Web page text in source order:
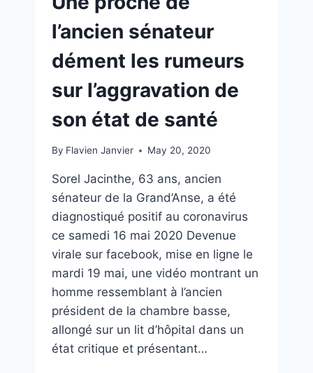
l’ancien sénateur
dément les rumeurs
sur l’aggravation de
son état de santé
By Flavien Janvier May 20, 2020
Sorel Jacinthe, 63 ans, ancien
sénateur de la Grand’Anse, a été
diagnostiqué positif au coronavirus
ce samedi 16 mai 2020 Devenue
virale sur facebook, mise en ligne le
mardi 19 mai, une vidéo montrant un
homme ressemblant à l’ancien
président de la chambre basse,
allongé sur un lit d’hôpital dans un
état critique et présentant…